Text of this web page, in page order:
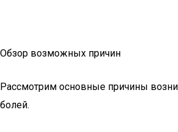
Обзор возможных причин
Рассмотрим основные причины
болей.